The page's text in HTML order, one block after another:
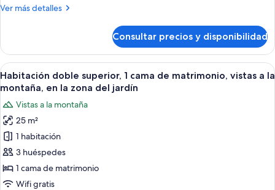
de
a
la
montaña,
junto
a
la
montaña
Ver más detalles
Más
estándar
doble,
1
cama
matrimonio,
vistas
a
la
montaña,
a
la
Consultar precios y disponibilidad
Abrir
todas
fotos
de
Habitación
doble
superior,
1
Una habitación con cama, una
5
Habitación doble superior, 1 cama de matrimonio, vistas a la
montaña, en la zona del jardín
Vistas a la montaña
25 m²
1 habitación
3 huéspedes
1 cama de matrimonio
Wifi gratis